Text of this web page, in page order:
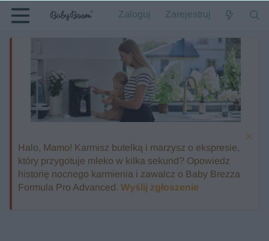
Zaloguj Zarejestruj
Halo, Mamo! Karmisz butelką i marzysz o ekspresie,
który przygotuje mleko w kilka sekund? Opowiedz
historię nocnego karmienia i zawalcz o Baby Brezza
Formula Pro Advanced. Wyślij zgłoszenie